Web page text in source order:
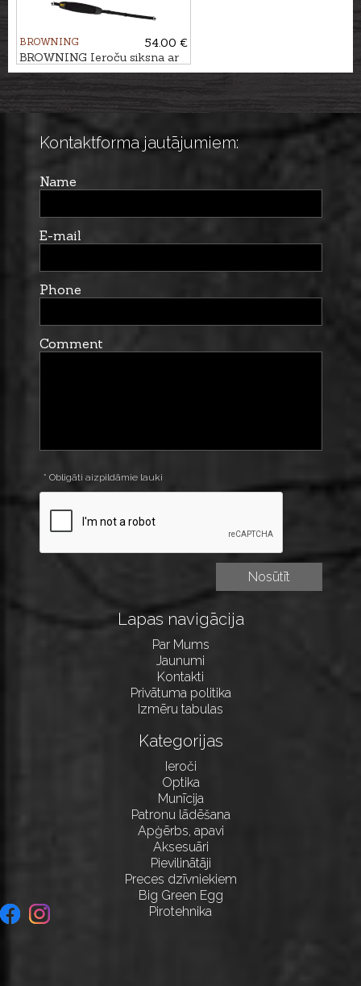
BROWNING
54.00 €
BROWNING Ieroču siksna ar
āķiem BIG GAME
Kontaktforma jautājumiem:
Name
E-mail
Phone
Comment
* Obligāti aizpildāmie lauki
Lapas navigācija
Par Mums
Jaunumi
Kontakti
Privātuma politika
Izmēru tabulas
Kategorijas
Ieroči
Optika
Munīcija
Patronu lādēšana
Apģērbs, apavi
Aksesuāri
Pievilinātāji
Preces dzīvniekiem
Big Green Egg
Pirotehnika